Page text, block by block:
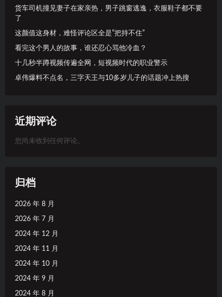
货车司机撞见妻子在家亲热，男子跳窗逃逸，衣服鞋子都不要
了
这颜值这身材，难怪评论区全是”把持不住”
看完这个男人的故事，谁还忍心骂他冷血？
十几秒半蹲视频传遍全网，短视频时代的职业警示
卓伟爆料不点名，三字天王与10多岁儿子的话题冲上热搜
近期评论
您尚未收到任何评论。
归档
2026 年 8 月
2026 年 7 月
2024 年 12 月
2024 年 11 月
2024 年 10 月
2024 年 9 月
2024 年 8 月